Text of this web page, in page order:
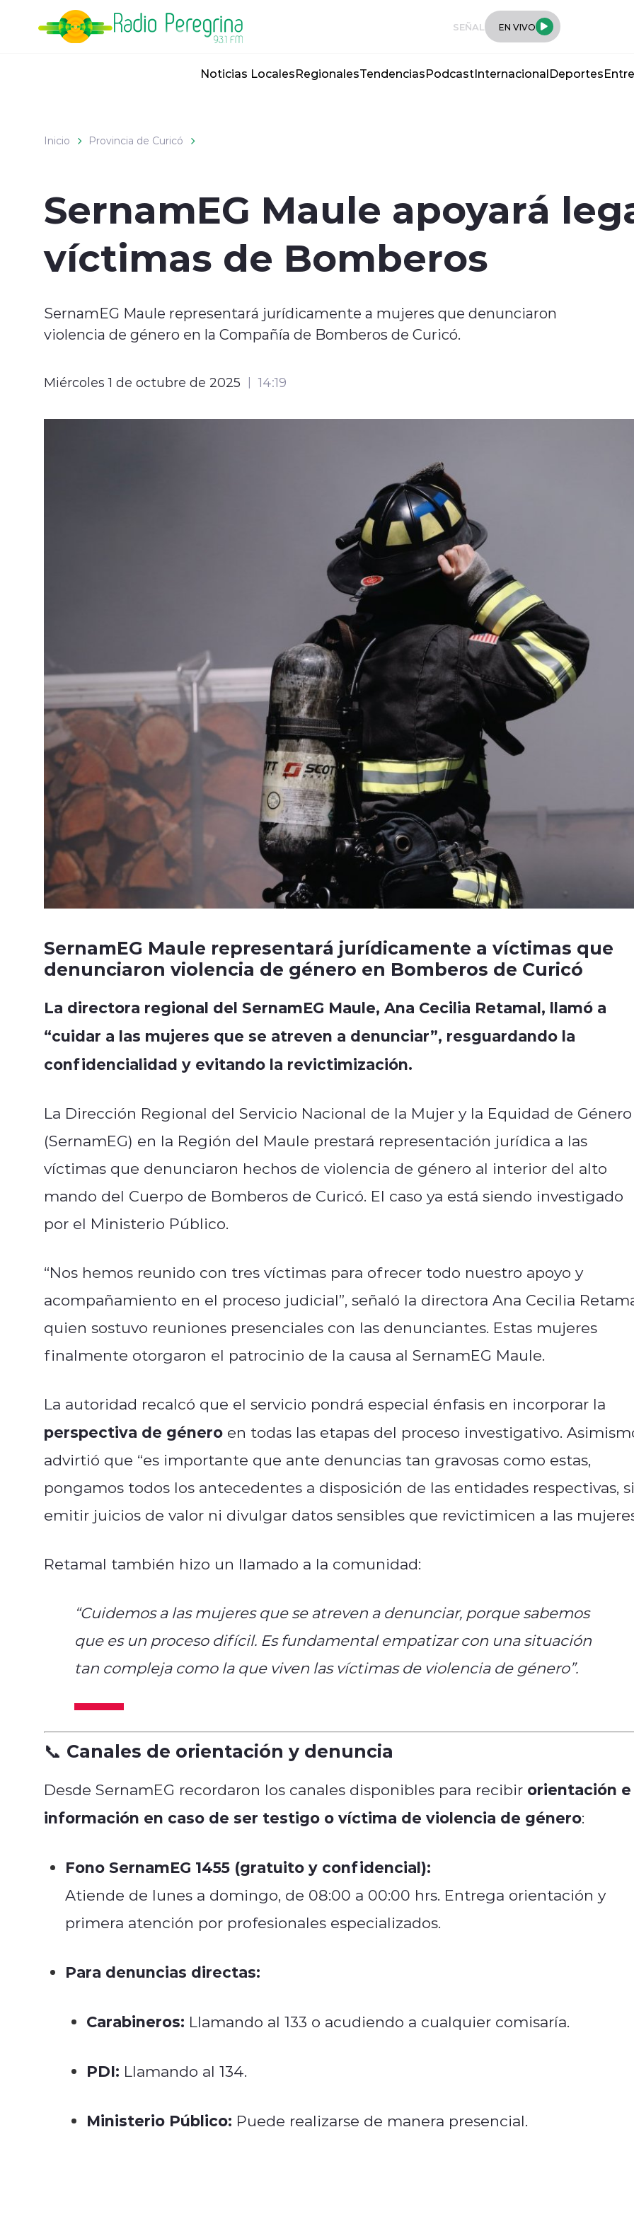
SEÑAL EN VIVO
Noticias LocalesRegionalesTendenciasPodcastInternacionalDeportes
Inicio Provincia de Curicó
SernamEG Maule apoyará
víctimas de Bomberos
SernamEG Maule representará jurídicamente a mujeres que denunciaron
violencia de género en la Compañía de Bomberos de Curicó.
Miércoles 1 de octubre de 2025 14:19
SernamEG Maule representará jurídicamente a víctimas que
denunciaron violencia de género en Bomberos de Curicó
La directora regional del SernamEG Maule, Ana Cecilia Retamal, llamó a
“cuidar a las mujeres que se atreven a denunciar”, resguardando la
confidencialidad y evitando la revictimización.
La Dirección Regional del Servicio Nacional de la Mujer y la Equidad de Género
(SernamEG) en la Región del Maule prestará representación jurídica a las
víctimas que denunciaron hechos de violencia de género al interior del alto
mando del Cuerpo de Bomberos de Curicó. El caso ya está siendo investigado
por el Ministerio Público.
“Nos hemos reunido con tres víctimas para ofrecer todo nuestro apoyo y
acompañamiento en el proceso judicial”, señaló la directora Ana Cecilia
quien sostuvo reuniones presenciales con las denunciantes. Estas mujeres
finalmente otorgaron el patrocinio de la causa al SernamEG Maule.
La autoridad recalcó que el servicio pondrá especial énfasis en incorporar la
perspectiva de género en todas las etapas del proceso investigativo.
advirtió que “es importante que ante denuncias tan gravosas como estas,
pongamos todos los antecedentes a disposición de las entidades respectivas,
emitir juicios de valor ni divulgar datos sensibles que revictimicen a las
Retamal también hizo un llamado a la comunidad:
“Cuidemos a las mujeres que se atreven a denunciar, porque sabemos
que es un proceso difícil. Es fundamental empatizar con una situación
tan compleja como la que viven las víctimas de violencia de género”.
📞 Canales de orientación y denuncia
Desde SernamEG recordaron los canales disponibles para recibir orientación e
información en caso de ser testigo o víctima de violencia de género:
Fono SernamEG 1455 (gratuito y confidencial):
Atiende de lunes a domingo, de 08:00 a 00:00 hrs. Entrega orientación y
primera atención por profesionales especializados.
Para denuncias directas:
Carabineros: Llamando al 133 o acudiendo a cualquier comisaría.
PDI: Llamando al 134.
Ministerio Público: Puede realizarse de manera presencial.